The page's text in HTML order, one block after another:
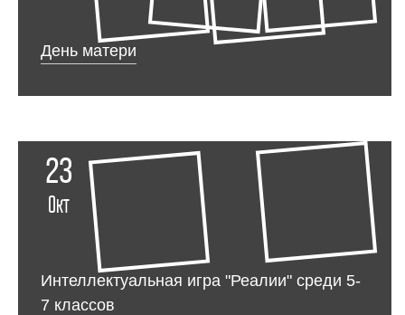
День матери
23
Окт
Интеллектуальная игра "Реалии" среди 5-
7 классов